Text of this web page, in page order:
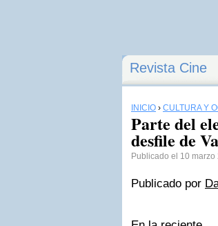
Revista Cine
INICIO › CULTURA Y
Parte del
desfile de
Publicado el 10 marzo
Publicado por